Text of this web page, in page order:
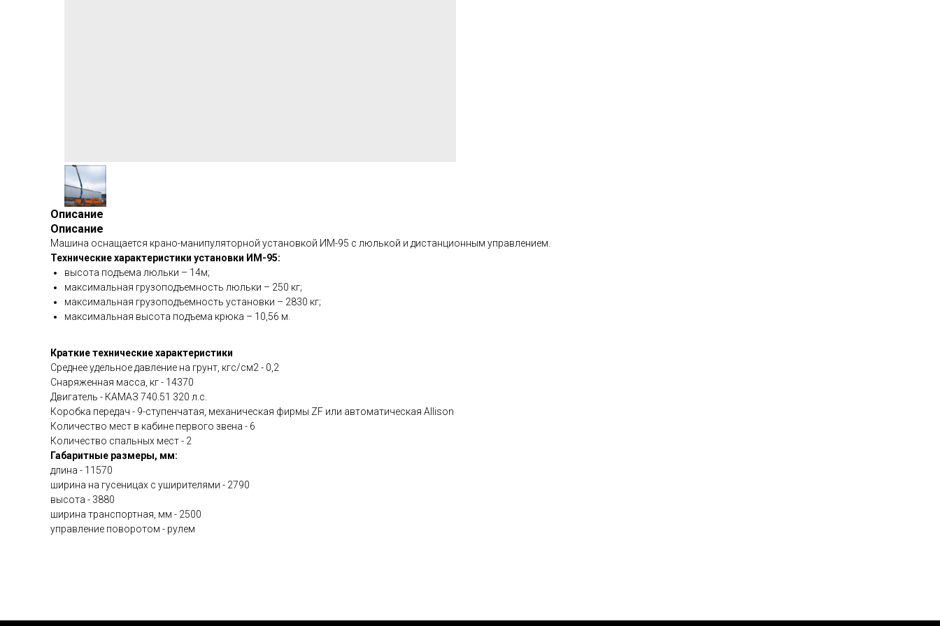
Описание
Описание
Машина оснащается крано-манипуляторной установкой ИМ-95 с люлькой и дистанционным управлением.
Технические характеристики установки ИМ-95:
высота подъема люльки – 14м;
максимальная грузоподъемность люльки – 250 кг;
максимальная грузоподъемность установки – 2830 кг;
максимальная высота подъема крюка – 10,56 м.
Краткие технические характеристики
Среднее удельное давление на грунт, кгс/см2 - 0,2
Снаряженная масса, кг - 14370
Двигатель - КАМАЗ 740.51 320 л.с.
Коробка передач - 9-ступенчатая, механическая фирмы ZF или автоматическая Allison
Количество мест в кабине первого звена - 6
Количество спальных мест - 2
Габаритные размеры, мм:
длина - 11570
ширина на гусеницах с уширителями - 2790
высота - 3880
ширина транспортная, мм - 2500
управление поворотом - рулем